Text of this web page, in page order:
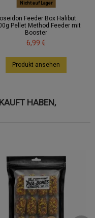
Nicht auf Lager
Feeder Box Halibut
Pellet Method Feeder mit
Booster
6,99 €
Produkt ansehen
HABEN,